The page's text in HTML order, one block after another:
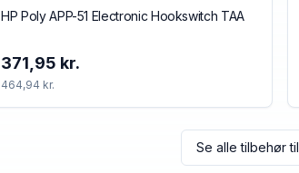
HP Poly APP-51 Electronic Hookswitch TAA
371,95 kr.
464,94 kr.
Se alle tilbehør til